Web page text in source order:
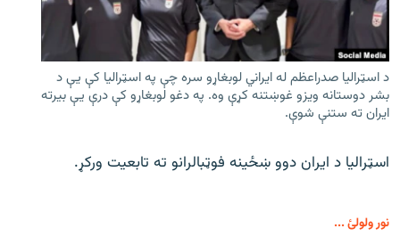
د اسټرالیا صدراعظم له ایراني لوبغاړو سره چې په اسټرالیا کې يې د
بشر دوستانه ویزو غوښتنه کړې وه. په دغو لوبغاړو کې درې يې بیرته
ایران ته ستنې شوې.
اسټرالیا د ایران دوو ښځینه فوټبالرانو ته تابعیت ورکړ.
نور ولولئ ...